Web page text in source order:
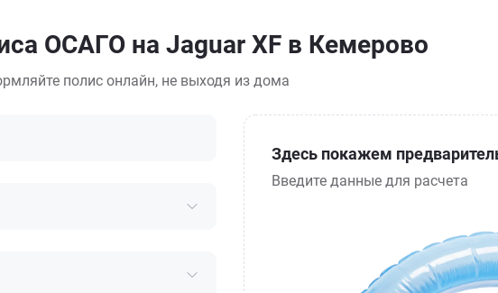
ОСАГО на Jaguar XF в Кемерово
полис онлайн, не выходя из дома
Здесь покажем
Введите данные для расчета